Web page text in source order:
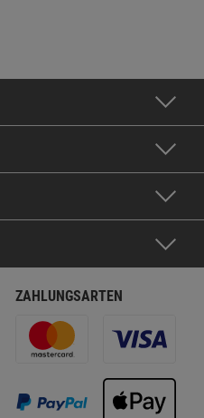
ZAHLUNGSARTEN